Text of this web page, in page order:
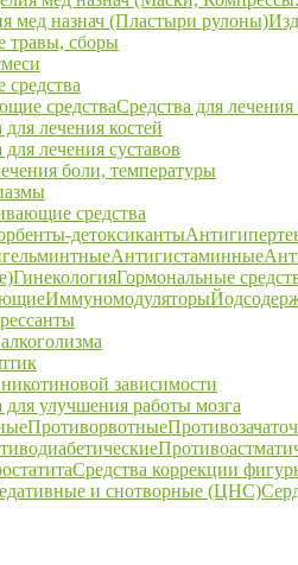
мед назнач (Пластыри рулоны)
травы, сборы
средства
средстваСредства для
для лечения костей
для лечения суставов
боли, температуры
средства
детоксиканты
Антигистаминные
ГинекологияГормональные
Иммуномодуляторы
зависимости
для улучшения работы мозга
Противорвотные
Средства коррекции
и снотворные (ЦНС)